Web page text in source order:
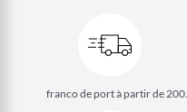
franco de port à partir de 200.